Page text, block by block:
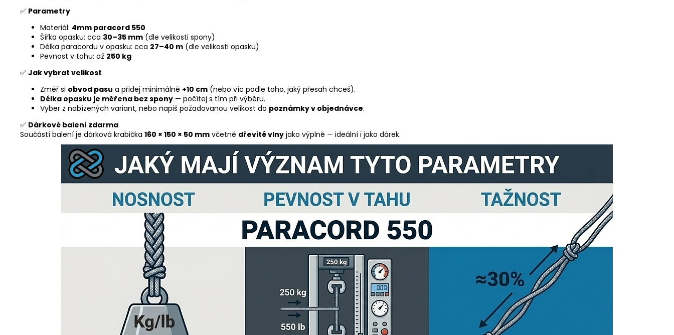
✅ Parametry
Materiál: 4mm paracord 550
Šířka opasku: cca 30–35 mm (dle velikosti spony)
Délka paracordu v opasku: cca 27–40 m (dle velikosti opasku)
Pevnost v tahu: až 250 kg
✅ Jak vybrat velikost
Změř si obvod pasu a přidej minimálně +10 cm (nebo víc podle toho, jaký přesah chceš).
Délka opasku je měřena bez spony — počítej s tím při výběru.
Vyber z nabízených variant, nebo napiš požadovanou velikost do poznámky v objednávce.
✅ Dárkové balení zdarma
Součástí balení je dárková krabička 160 × 150 × 50 mm včetně dřevité vlny jako výplně — ideální i jako dárek.